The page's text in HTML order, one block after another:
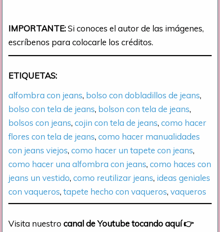
IMPORTANTE:Si conoces el autor de las imágenes,
escríbenos para colocarle los créditos.
ETIQUETAS:
alfombra con jeans, bolso con dobladillos de jeans
bolso con tela de jeans, bolson con tela de jeans
bolsos con jeans, cojin con tela de jeans, como hacer
flores con tela de jeans, como hacer manualidades
con jeans viejos, como hacer un tapete con jeans
como hacer una alfombra con jeans, como haces con
jeans un vestido, como reutilizar jeans, ideas geniales
con vaqueros, tapete hecho con vaqueros, vaqueros
Visita nuestrocanal de Youtube tocando aquí👉